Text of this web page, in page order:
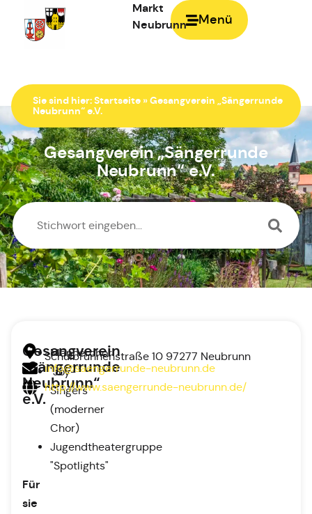
Menü
Markt
Neubrunn
Sie sind hier:Startseite »Gesangverein „Sängerrunde
Neubrunn“ e.V.
Gesangverein „Sängerrunde
Neubrunn“ e.V.
Gesangverein
„Sängerrunde
Neubrunn“
e.V.
Männerchor
"Joy-
Singers"
(moderner
Chor)
Jugendtheatergruppe
"Spotlights"
Für
sie
Schulbrunnenstraße 10 97277 Neubrunn
info@saengerrunde-neubrunn.de
http://www.saengerrunde-neubrunn.de/